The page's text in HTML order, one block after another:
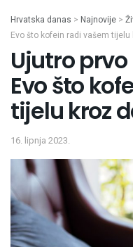
Hrvatska danas > Najnovije >
Evo što kofein radi vašem tijelu
Ujutro
Evo što
tijelu kroz
16. lipnja 2023.